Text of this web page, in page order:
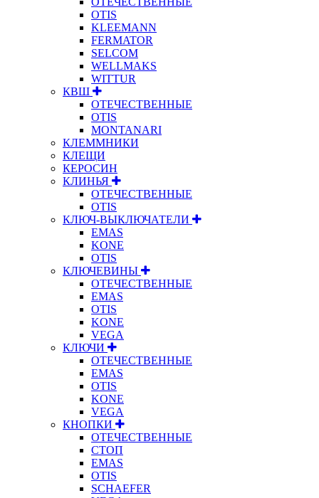
OTIS
KLEEMANN
FERMATOR
SELCOM
WELLMAKS
WITTUR
КВШ
ОТЕЧЕСТВЕННЫЕ
OTIS
MONTANARI
КЛЕММНИКИ
КЛЕЩИ
КЕРОСИН
КЛИНЬЯ
ОТЕЧЕСТВЕННЫЕ
OTIS
КЛЮЧ-ВЫКЛЮЧАТЕЛИ
EMAS
KONE
OTIS
КЛЮЧЕВИНЫ
ОТЕЧЕСТВЕННЫЕ
EMAS
OTIS
KONE
VEGA
КЛЮЧИ
ОТЕЧЕСТВЕННЫЕ
EMAS
OTIS
KONE
VEGA
КНОПКИ
ОТЕЧЕСТВЕННЫЕ
СТОП
EMAS
OTIS
SCHAEFER